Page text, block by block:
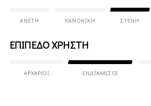
ΆΝΕΤΗ ΚΑΝΟΝΙΚΉ ΣΤΕΝΉ
ΕΠΙΠΕΔΟ ΧΡΗΣΤΗ
ΑΡΧΆΡΙΟΙ ΕΝΔΙΆΜΕΣΟΙ